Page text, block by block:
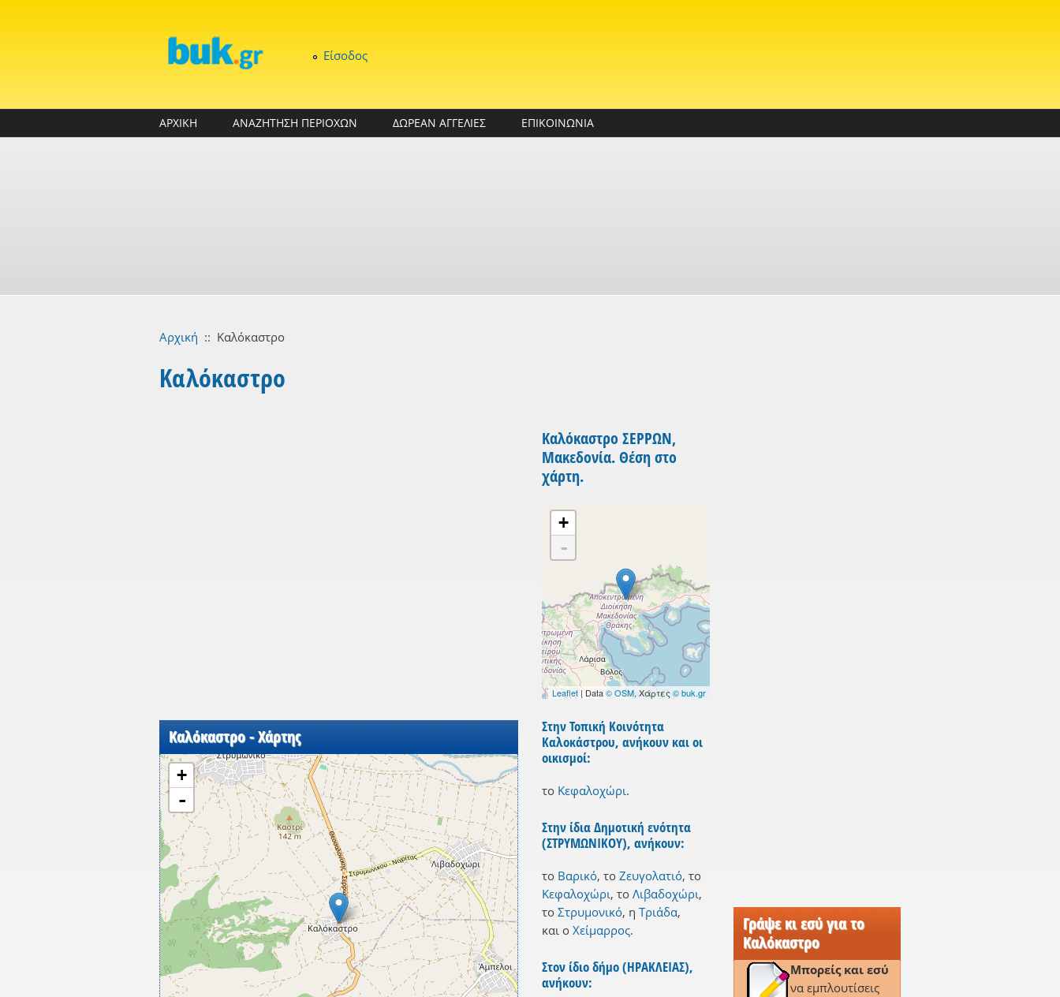
Είσοδος
ΑΡΧΙΚΗ ΑΝΑΖΗΤΗΣΗ ΠΕΡΙΟΧΩΝ ΔΩΡΕΑΝ ΑΓΓΕΛΙΕΣ ΕΠΙΚΟΙΝΩΝΙΑ
Αρχική :: Καλόκαστρο
Καλόκαστρο
Καλόκαστρο - Χάρτης
+
-
Καλόκαστρο ΣΕΡΡΩΝ,
Μακεδονία. Θέση στο
χάρτη.
+
-
Leaflet| Data© OSM, Χάρτες© buk.gr
Στην Τοπική Κοινότητα
Καλοκάστρου, ανήκουν και οι
οικισμοί:
το Κεφαλοχώρι.
Στην ίδια Δημοτική ενότητα
(ΣΤΡΥΜΩΝΙΚΟΥ), ανήκουν:
το Βαρικό, το Ζευγολατιό, το
Κεφαλοχώρι, το Λιβαδοχώρι,
το Στρυμονικό, η Τριάδα,
και ο Χείμαρρος.
Στον ίδιο δήμο (ΗΡΑΚΛΕΙΑΣ),
ανήκουν:
Γράψε κι εσύ για το
Καλόκαστρο
Μπορείς και εσύ
να εμπλουτίσεις